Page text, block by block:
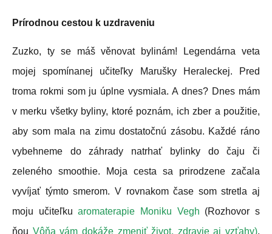
Prírodnou cestou k uzdraveniu
Zuzko, ty se máš věnovat bylinám! Legendárna veta
mojej spomínanej učiteľky Marušky Heraleckej. Pred
troma rokmi som ju úplne vysmiala. A dnes? Dnes mám
v merku všetky byliny, ktoré poznám, ich zber a použitie,
aby som mala na zimu dostatočnú zásobu. Každé ráno
vybehneme do záhrady natrhať bylinky do čaju či
zeleného smoothie. Moja cesta sa prirodzene začala
vyvíjať týmto smerom. V rovnakom čase som stretla aj
moju učiteľkuaromaterapie Moniku Vegh (Rozhovor s
ňou Vôňa vám dokáže zmeniť život, zdravie aj vzťahy).